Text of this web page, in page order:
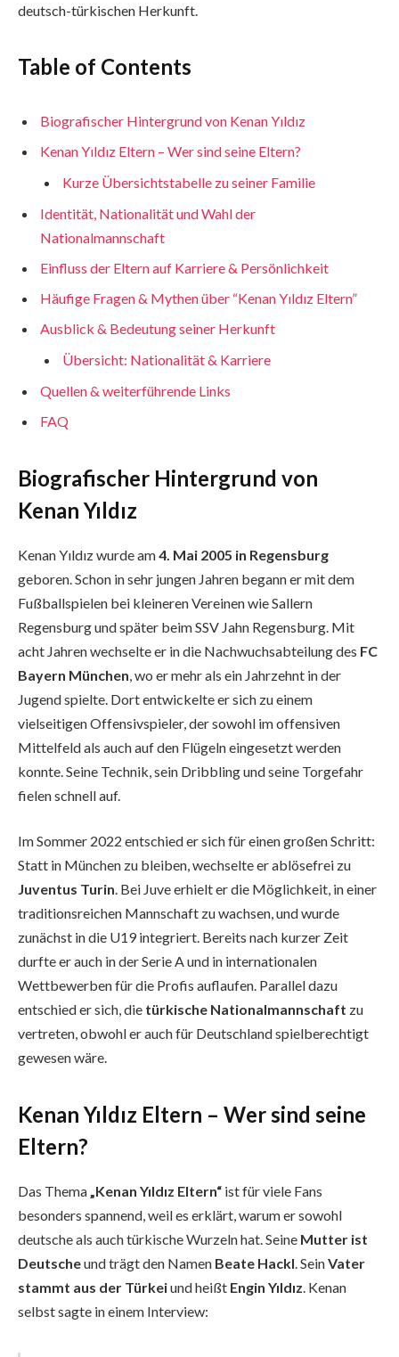
deutsch-türkischen Herkunft.
Table of Contents
Biografischer Hintergrund von Kenan Yıldız
Kenan Yıldız Eltern – Wer sind seine Eltern?
Kurze Übersichtstabelle zu seiner Familie
Identität, Nationalität und Wahl der
Nationalmannschaft
Einfluss der Eltern auf Karriere & Persönlichkeit
Häufige Fragen & Mythen über “Kenan Yıldız Eltern”
Ausblick & Bedeutung seiner Herkunft
Übersicht: Nationalität & Karriere
Quellen & weiterführende Links
FAQ
Biografischer Hintergrund von
Kenan Yıldız
Kenan Yıldız wurde am4. Mai 2005 in Regensburg
geboren. Schon in sehr jungen Jahren begann er mit dem
Fußballspielen bei kleineren Vereinen wie Sallern
Regensburg und später beim SSV Jahn Regensburg. Mit
acht Jahren wechselte er in die Nachwuchsabteilung des FC
Bayern München , wo er mehr als ein Jahrzehnt in der
Jugend spielte. Dort entwickelte er sich zu einem
vielseitigen Offensivspieler, der sowohl im offensiven
Mittelfeld als auch auf den Flügeln eingesetzt werden
konnte. Seine Technik, sein Dribbling und seine Torgefahr
fielen schnell auf.
Im Sommer 2022 entschied er sich für einen großen Schritt:
Statt in München zu bleiben, wechselte er ablösefrei zu
Juventus Turin. Bei Juve erhielt er die Möglichkeit, in einer
traditionsreichen Mannschaft zu wachsen, und wurde
zunächst in die U19 integriert. Bereits nach kurzer Zeit
durfte er auch in der Serie A und in internationalen
Wettbewerben für die Profis auflaufen. Parallel dazu
entschied er sich, die türkische Nationalmannschaft zu
vertreten, obwohl er auch für Deutschland spielberechtigt
gewesen wäre.
Kenan Yıldız Eltern – Wer sind seine
Eltern?
Das Thema „Kenan Yıldız Eltern“ ist für viele Fans
besonders spannend, weil es erklärt, warum er sowohl
deutsche als auch türkische Wurzeln hat. Seine Mutter ist
Deutscheund trägt den Namen Beate Hackl . SeinVater
stammt aus der Türkeiund heißt Engin Yıldız . Kenan
selbst sagte in einem Interview: